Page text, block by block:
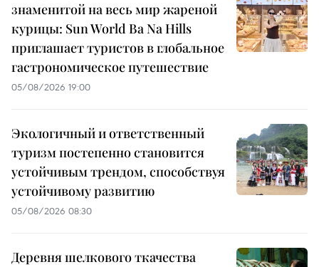
знаменитой на весь мир жареной
курицы: Sun World Ba Na Hills
приглашает туристов в глобальное
гастрономическое путешествие
05/08/2026 19:00
Экологичный и ответственный
туризм постепенно становится
устойчивым трендом, способствуя
устойчивому развитию
05/08/2026 08:30
Деревня шелкового ткачества